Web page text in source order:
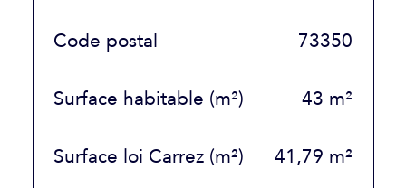
TRAD_SIROCCO_Caracteristique Valeurs
Code postal 73350
Surface habitable (m²) 43 m²
Surface loi Carrez (m²) 41,79 m²